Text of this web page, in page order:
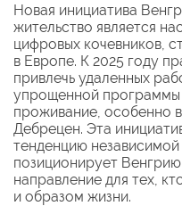
Новая инициатива
жительство является
цифровых кочевников,
в Европе. К 2025 году
привлечь удаленных
упрощенной программы
проживание, особенно
Дебрецен. Эта
тенденцию
позиционирует
направление для тех,
и образом жизни.